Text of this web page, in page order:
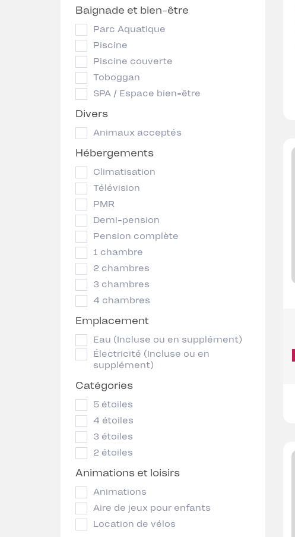
Baignade et bien-être
Parc Aquatique
Piscine
Piscine couverte
Toboggan
SPA / Espace bien-être
Divers
Animaux acceptés
Hébergements
Climatisation
Télévision
PMR
Demi-pension
Pension complète
1 chambre
2 chambres
3 chambres
4 chambres
Emplacement
Eau (Incluse ou en supplément)
Électricité (Incluse ou en
supplément)
Catégories
5 étoiles
4 étoiles
3 étoiles
2 étoiles
Animations et loisirs
Animations
Aire de jeux pour enfants
Location de vélos